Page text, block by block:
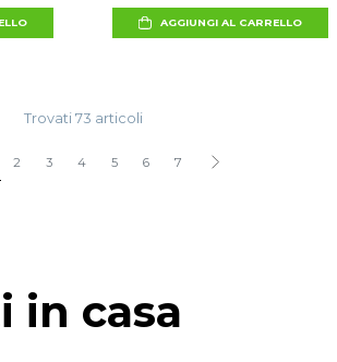
AGGIUNGI AL CARRELLO
Trovati 73 articoli
2 3 4 5 6 7
in casa